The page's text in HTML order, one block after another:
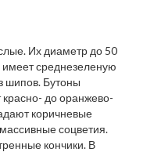
Их диаметр до 50
среднезеленую
шипов. Бутоны
красно- до оранжево-
коричневые
соцветия.
кончики. В